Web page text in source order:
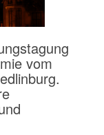
vom